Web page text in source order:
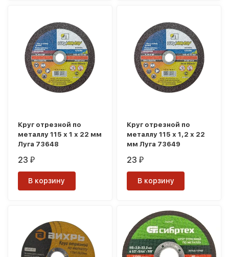
Круг отрезной по
металлу 115 х 1 х 22 мм
Луга 73648
23₽
В корзину
Круг отрезной по
металлу 115 х 1,2 х 22
мм Луга 73649
23₽
В корзину